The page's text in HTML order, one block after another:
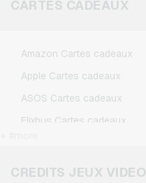
CARTES CADEAUX
Amazon Cartes cadeaux
Apple Cartes cadeaux
ASOS Cartes cadeaux
Flixbus Cartes cadeaux
Google Play Cartes cadeaux
CREDITS JEUX VIDEO